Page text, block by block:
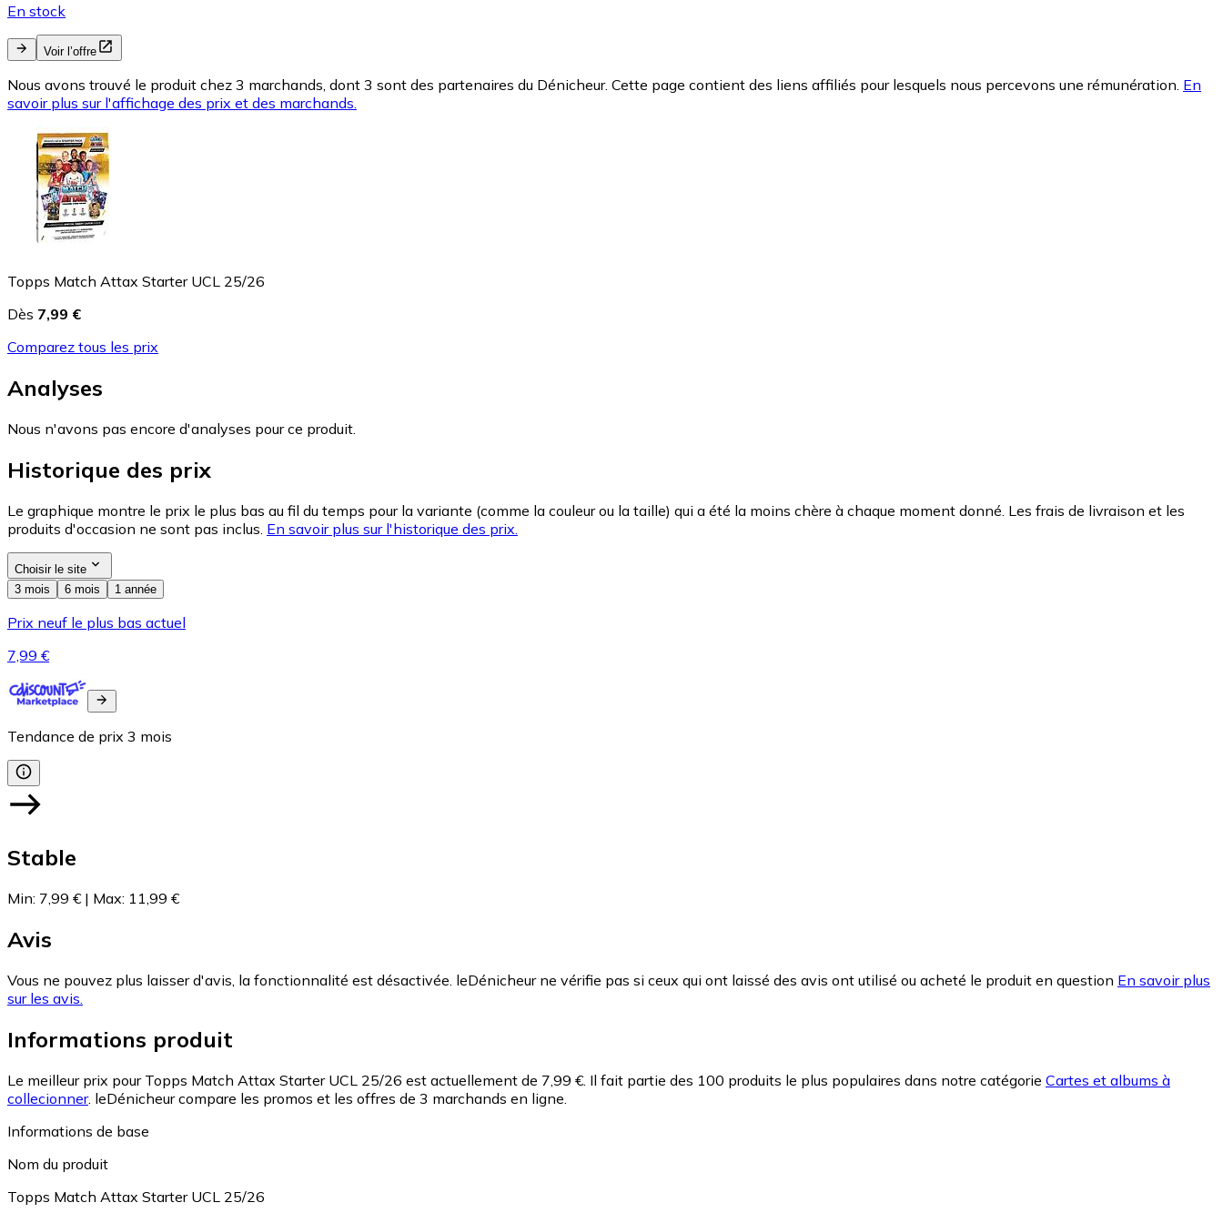
En stock
Voir l’offre
Nous avons trouvé le produit chez 3 marchands, dont 3 sont des partenaires du Dénicheur. Cette page contient des liens affiliés pour lesquels nous percevons une rémunération. En
savoir plus sur l'affichage des prix et des marchands.
Topps Match Attax Starter UCL 25/26
Dès 7,99 €
Comparez tous les prix
Analyses
Nous n'avons pas encore d'analyses pour ce produit.
Historique des prix
Le graphique montre le prix le plus bas au fil du temps pour la variante (comme la couleur ou la taille) qui a été la moins chère à chaque moment donné. Les frais de livraison et les
produits d'occasion ne sont pas inclus. En savoir plus sur l'historique des prix.
Choisir le site
3 mois
6 mois 1 année
Prix neuf le plus bas actuel
7,99 €
Tendance de prix 3 mois
Stable
Min: 7,99 € | Max: 11,99 €
Avis
Vous ne pouvez plus laisser d'avis, la fonctionnalité est désactivée. leDénicheur ne vérifie pas si ceux qui ont laissé des avis ont utilisé ou acheté le produit en question En savoir plus
sur les avis.
Informations produit
Le meilleur prix pour Topps Match Attax Starter UCL 25/26 est actuellement de 7,99 €. Il fait partie des 100 produits le plus populaires dans notre catégorie Cartes et albums à
collecionner. leDénicheur compare les promos et les offres de 3 marchands en ligne.
Informations de base
Nom du produit
Topps Match Attax Starter UCL 25/26